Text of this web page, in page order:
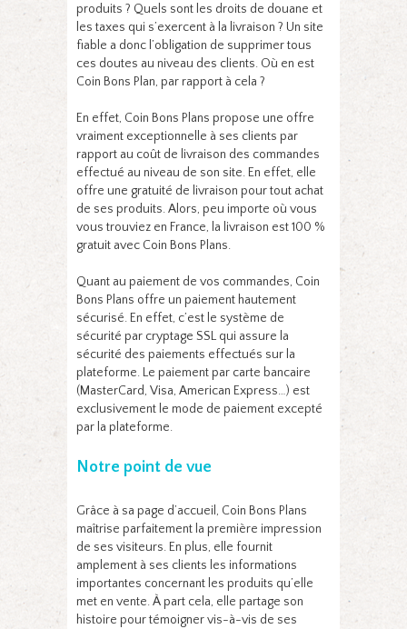
produits ? Quels sont les droits de douane et
les taxes qui s’exercent à la livraison ? Un site
fiable a donc l’obligation de supprimer tous
ces doutes au niveau des clients. Où en est
Coin Bons Plan, par rapport à cela ?
En effet, Coin Bons Plans propose une offre
vraiment exceptionnelle à ses clients par
rapport au coût de livraison des commandes
effectué au niveau de son site. En effet, elle
offre une gratuité de livraison pour tout achat
de ses produits. Alors, peu importe où vous
vous trouviez en France, la livraison est 100 %
gratuit avec Coin Bons Plans.
Quant au paiement de vos commandes, Coin
Bons Plans offre un paiement hautement
sécurisé. En effet, c’est le système de
sécurité par cryptage SSL qui assure la
sécurité des paiements effectués sur la
plateforme. Le paiement par carte bancaire
(MasterCard, Visa, American Express…) est
exclusivement le mode de paiement excepté
par la plateforme.
Notre point de vue
Grâce à sa page d’accueil, Coin Bons Plans
maîtrise parfaitement la première impression
de ses visiteurs. En plus, elle fournit
amplement à ses clients les informations
importantes concernant les produits qu’elle
met en vente. À part cela, elle partage son
histoire pour témoigner vis-à-vis de ses